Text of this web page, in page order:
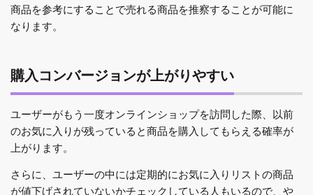
商品を参考にすることで売れる商品を推察することが可能に
なります。
購入コンバージョンが上がりやすい
ユーザーがもう一度オンラインショップを訪問した際、以前
のお気に入りが残っていると商品を購入してもらえる確率が
上がります。
さらに、ユーザーの中には定期的にお気に入りリストの商品
が値下げされていないかチェックしている人もいるので、や